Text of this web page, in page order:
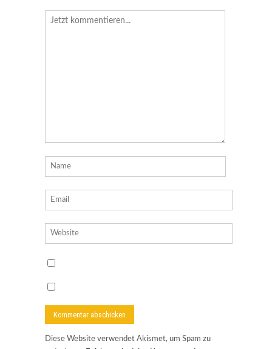
Diese Website verwendet Akismet, um Spam zu